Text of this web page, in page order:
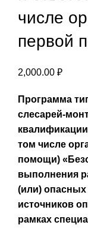
числе
первой
2,000.00 ₽
Программа
слесарей-
том числе
помощи)
выполнения
(или)
источников
рамках